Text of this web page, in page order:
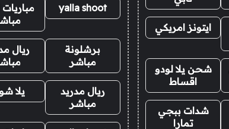
ايتونز امريكي
شحن يلا لودو
اقساط
شدات ببجي
تمارا
yalla shoot
مباريات
برشلونة
مباشر
ريال
ريال مدريد
مباشر
يلا